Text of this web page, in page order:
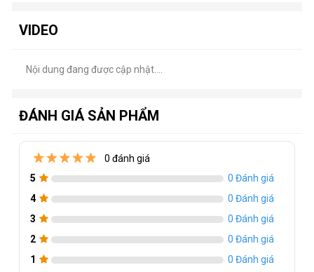
VIDEO
Nội dung đang được cập nhật....
ĐÁNH GIÁ SẢN PHẨM
0 đánh giá
5
0 Đánh giá
4
0 Đánh giá
3
0 Đánh giá
2
0 Đánh giá
1
0 Đánh giá